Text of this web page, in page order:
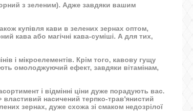
з зеленим). Адже завдяки вашим
купівля кави в зелених зернах оптом,
кава або магічні кава-суміші. А для тих,
і мікроелементів. Крім того, кавову гущу
омолоджуючий ефект, завдяки вітамінам,
і відмінні ціни дуже порадують вас.
властивий насичений терпко-трав'янистий
зернах, дуже схожа зі смаком недозрілої